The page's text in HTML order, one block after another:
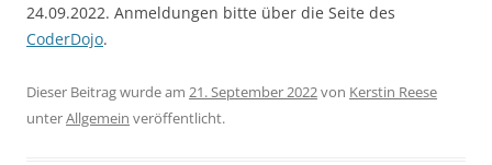
24.09.2022. Anmeldungen bitte über die Seite des
CoderDojo.
Dieser Beitrag wurde am 21. September 2022von Kerstin Reese
unterAllgemein veröffentlicht.